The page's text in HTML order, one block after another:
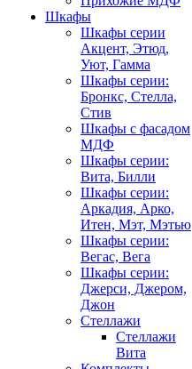
Шкафы
Шкафы серии
Акцент, Этюд,
Уют, Гамма
Шкафы серии:
Бронкс, Стелла,
Стив
Шкафы с фасадом
МДФ
Шкафы серии:
Вита, Билли
Шкафы серии:
Аркадия, Арко,
Итен, Мэт, Мэтью
Шкафы серии:
Вегас, Вега
Шкафы серии:
Джерси, Джером,
Джон
Стеллажи
Стеллажи
Вита